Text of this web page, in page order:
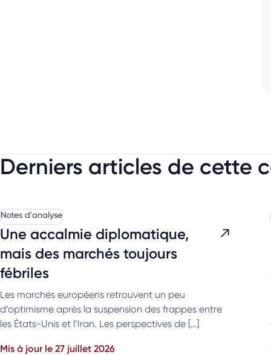
Derniers articles de cette
Notes d'analyse
Une accalmie diplomatique,
mais des marchés toujours
fébriles
Les marchés européens retrouvent un peu
d’optimisme après la suspension des frappes entre
les États-Unis et l’Iran. Les perspectives de […]
Mis à jour le 27 juillet 2026